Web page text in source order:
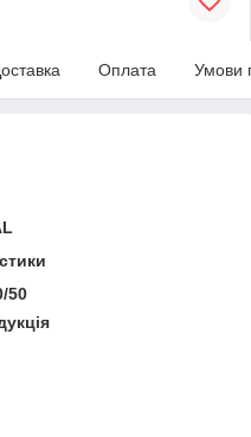
Оплата Умови
50